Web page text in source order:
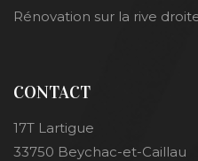
Rénovation sur la rive
CONTACT
17T Lartigue
33750 Beychac-et-Caillau